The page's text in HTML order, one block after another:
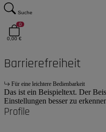
Suche
0
0,00 €
Barrierefreiheit
Für eine leichtere Bedienbarkeit
Das ist ein Beispieltext. Der
Einstellungen besser zu
Profile